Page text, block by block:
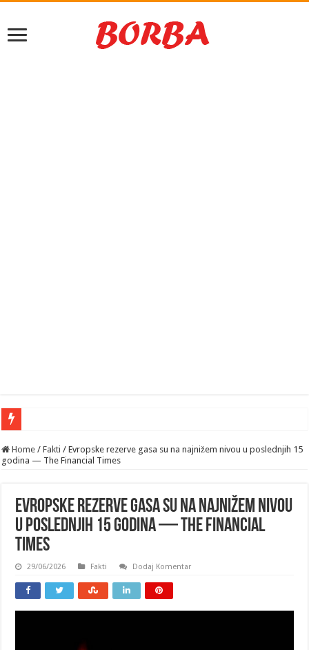
Home / Fakti / Evropske rezerve gasa su na najnižem nivou u poslednjih 15
godina — The Financial Times
Evropske rezerve gasa su na najnižem nivou
u poslednjih 15 godina — The Financial
Times
29/06/2026 Fakti Dodaj Komentar